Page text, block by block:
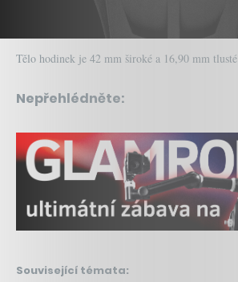
Tělo hodinek je 42 mm široké a 16,90 mm tlusté
Nepřehlédněte:
Související témata: